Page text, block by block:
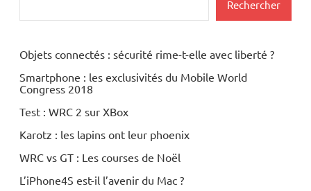
Rechercher
Objets connectés : sécurité rime-t-elle avec liberté ?
Smartphone : les exclusivités du Mobile World
Congress 2018
Test : WRC 2 sur XBox
Karotz : les lapins ont leur phoenix
WRC vs GT : Les courses de Noël
L’iPhone4S est-il l’avenir du Mac ?